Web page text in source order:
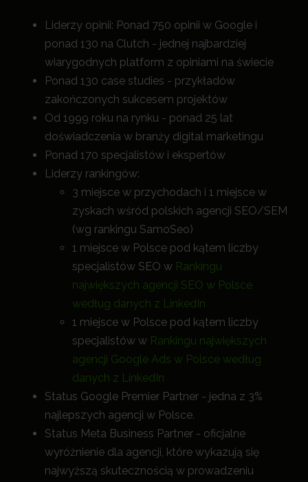
Liderzy opinii: Ponad 750 opinii w Google i
ponad 130 na Clutch - jednej najbardziej
wiarygodnych platform z opiniami na świecie
Ponad 130 case studies - przykładów
zakończonych sukcesem projektów
Od 1999 roku na rynku - ponad 25 lat
doświadczenia w branży digital marketingu
Ponad 170 specjalistów i ekspertów
Liderzy rankingów:
3 miejsce w przychodach i 1 miejsce w
zyskach wśród polskich agencji SEO/SEM
(wg rankingu SamoSeo)
1 miejsce w Polsce pod kątem liczby
specjalistów SEO w Rankingu
największych agencji SEO w Polsce
według danych z LinkedIn
1 miejsce w Polsce pod kątem liczby
specjalistów w Rankingu największych
agencji Google Ads w Polsce według
danych z LinkedIn
Status Google Premier Partner - jedna z 3%
najlepszych agencji w Polsce.
Status Meta Business Partner - oficjalne
wyróżnienie dla agencji, które wykazują się
najwyższą skutecznością w prowadzeniu